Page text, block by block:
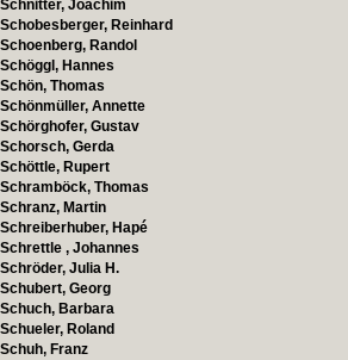
Schnitter, Joachim
Schobesberger, Reinhard
Schoenberg, Randol
Schöggl, Hannes
Schön, Thomas
Schönmüller, Annette
Schörghofer, Gustav
Schorsch, Gerda
Schöttle, Rupert
Schramböck, Thomas
Schranz, Martin
Schreiberhuber, Hapé
Schrettle , Johannes
Schröder, Julia H.
Schubert, Georg
Schuch, Barbara
Schueler, Roland
Schuh, Franz